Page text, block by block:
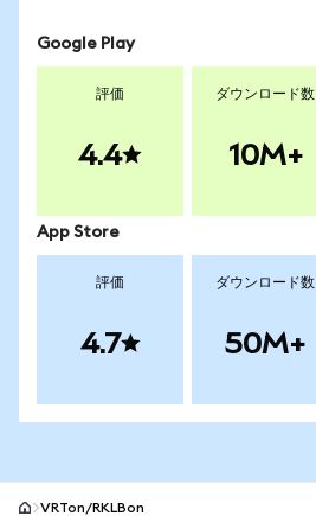
Google Play
評価
4.4
ダウンロード数
10M+
App Store
評価
4.7
ダウンロード数
50M+
VRTon/RKLBon